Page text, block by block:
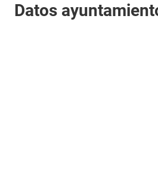
Datos